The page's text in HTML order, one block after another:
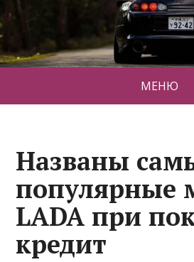
МЕНЮ
Названы
популярные
LADA при
кредит